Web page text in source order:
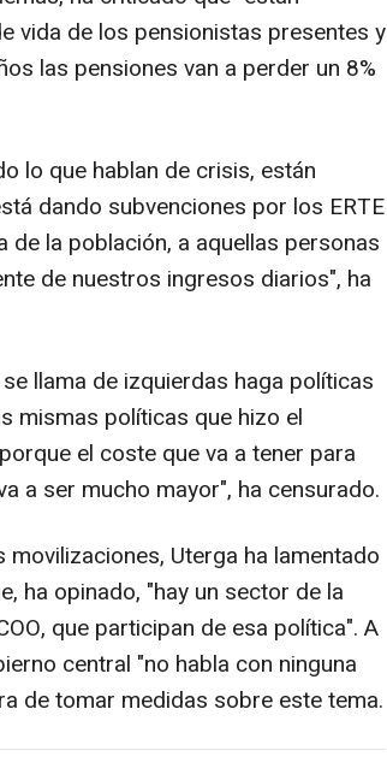
vida de los pensionistas presentes y
las pensiones van a perder un 8%
lo que hablan de crisis, están
dando subvenciones por los ERTE
de la población, a aquellas personas
de nuestros ingresos diarios", ha
llama de izquierdas haga políticas
mismas políticas que hizo el
el coste que va a tener para
a ser mucho mayor", ha censurado.
Uterga ha lamentado
ha opinado, "hay un sector de la
que participan de esa política". A
central "no habla con ninguna
de tomar medidas sobre este tema.